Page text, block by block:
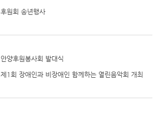
후원회 송년행사
안양후원봉사회 발대식
제1회 장애인과 비장애인 함께하는 열린음악회 개최